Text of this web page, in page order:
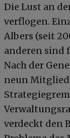
Die Lust an
verflogen.
Albers (seit
anderen sind
Nach der
neun
verdeckt den